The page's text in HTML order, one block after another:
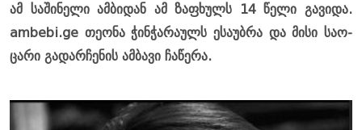
ამ სა­ში­ნე­ლი ამ­ბი­დან ამ ზა­ფხულს 14 წელი გა­ვი­და.
ambebi.ge თე­ო­ნა ჭინ­ჭა­რა­ულს ესა­უბ­რა და მისი სა­ო­
ცა­რი გა­დარ­ჩე­ნის ამ­ბა­ვი ჩა­წე­რა.